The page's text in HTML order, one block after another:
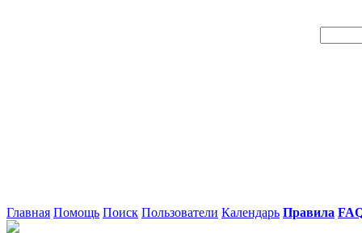
Главная Помощь Поиск Пользователи Календарь Правила